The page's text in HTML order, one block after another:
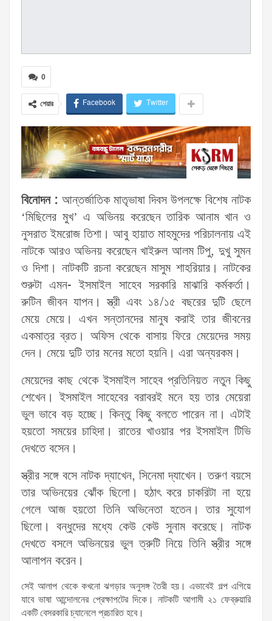
0
শেয়ার Facebook Twitter
বিনোদন : আন্তর্জাতিক মাতৃভাষা দিবস উপলক্ষে বিশেষ নাটক
‘মিছিলের মুখ’ এ অভিনয় করেছেন তারিক আনাম খান ও
নুসরাত ইমরোজ তিশা। আবু হায়াত মাহমুদের পরিচালনায় এই
নাটকে আরও অভিনয় করেছেন খাইরুল আলম টিপু, দুখু সুমন
ও দিশা। নাটকটি রচনা করেছেন মাসুম শাহরিয়ার। নাটকের
শুরুটা এমন- ইসমাইল সাহেব সরকারি মাঝারি কর্মকর্তা।
রুটিন জীবন যাপন। স্ত্রী এবং ১৪/১৫ বছরের দুটি ছেলে
মেয়ে মেয়ে। এখন সন্তানদের মানুষ করাই তার জীবনের
একমাত্র ব্রত। অফিস থেকে বাসায় ফিরে মেয়েদের সময়
দেন। মেয়ে দুটি তার মনের মতো হয়নি। এরা অন্যরকম।
মেয়েদের কাছ থেকে ইসমাইল সাহেব প্রতিনিয়ত নতুন কিছু
শেখেন। ইসমাইল সাহেবের বরাবরই মনে হয় তার মেয়েরা
ভুল ভাবে বড় হচ্ছে। কিন্তু কিছু বলতে পারেন না। এটাই
হয়তো সময়ের চাহিদা। রাতের খাওয়ার পর ইসমাইল টিভি
দেখতে বসেন।
স্ত্রীর সঙ্গে বসে নাটক দ্যাখেন, সিনেমা দ্যাখেন। তরুণ বয়সে
তার অভিনয়ের ঝোঁক ছিলো। হঠাৎ করে চাকরিটা না হয়ে
গেলে আজ হয়তো তিনি অভিনেতা হতেন। তার সুযোগ
ছিলো। বন্ধুদের মধ্যে কেউ কেউ সুনাম করেছে। নাটক
দেখতে বসলে অভিনয়ের ভুল ত্রুটি নিয়ে তিনি স্ত্রীর সঙ্গে
আলাপন করেন।
সেই আলাপ থেকে কখনো ঝগড়ার অনুসঙ্গ তৈরী হয়। এভাবেই গল্প এগিয়ে
যাবে ভাষা আন্দোলনের প্রেক্ষাপটের দিকে। নাটকটি আগামী ২১ ফেব্রুয়ারি
একটি বেসরকারি চ্যানেলে প্রচারিত হবে।